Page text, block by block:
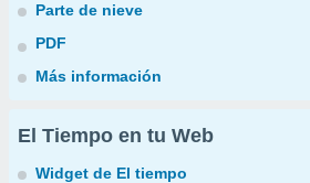
Parte de nieve
PDF
Más información
El Tiempo en tu Web
Widget de El tiempo